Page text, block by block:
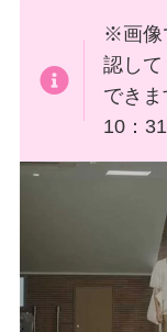
※画像
認し
でき
10：